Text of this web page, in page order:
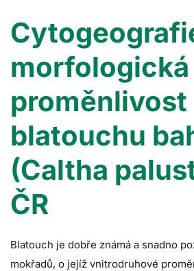
morfologická
proměnlivost
blatouchu
(Caltha
ČR
Blatouch je dobře známá a snadno
mokřadů, o jejíž vnitrodruhové